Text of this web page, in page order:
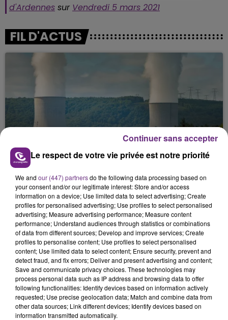
d'Ardennes sur Vendredi 5 mars 2021
FIL D'ACTUS
LA CENTRALE NUCLÉAIRE DE CHOOZ
TOUJOURS À L'ARRÊT
Cela fait déjà une semaine que la centrale
nucléaire ardennaise est à l'arrêt. Une situation
justifiée par la sécheresse intense qui est toujours
présente.
LE MAGASIN JOUÉCLUB DE REIMS FERME
SES PORTES
C'était l'une des institutions du centre-ville
rémois. Le magasin JouéClub est contraint de
Le respect de votre vie privée est notre priorité
We and our (447) partnersdo the following data processing based on
your consent and/or our legitimate interest: Store and/or access
information on a device; Use limited data to select advertising; Create
profiles for personalised advertising; Use profiles to select personalised
advertising; Measure advertising performance; Measure content
performance; Understand audiences through statistics or combinations
of data from different sources; Develop and improve services; Create
profiles to personalise content; Use profiles to select personalised
content; Use limited data to select content; Ensure security, prevent and
detect fraud, and fix errors; Deliver and present advertising and content;
Save and communicate privacy choices. These technologies may
process personal data such as IP address and browsing data to offer
following functionalities: Identify devices based on information actively
requested; Use precise geolocation data; Match and combine data from
other data sources; Link different devices; Identify devices based on
information transmitted automatically.
Continuer sans accepter